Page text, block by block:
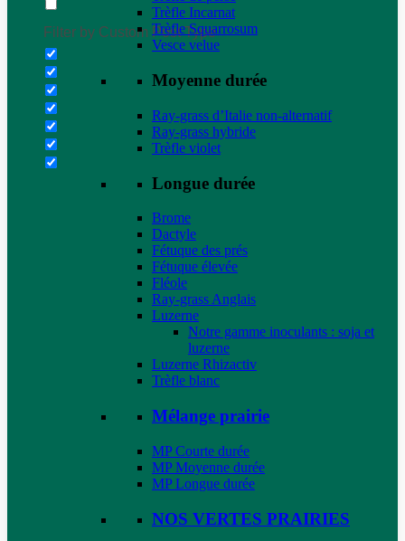
Filter by Custom Post Type
Trèfle Incarnat
Trèfle Squarrosum
Vesce velue
Moyenne durée
Ray-grass d’Italie non-alternatif
Ray-grass hybride
Trèfle violet
Longue durée
Brome
Dactyle
Fétuque des prés
Fétuque élevée
Fléole
Ray-grass Anglais
Luzerne
Notre gamme inoculants : soja et
luzerne
Luzerne Rhizactiv
Trèfle blanc
Mélange prairie
MP Courte durée
MP Moyenne durée
MP Longue durée
NOS VERTES PRAIRIES